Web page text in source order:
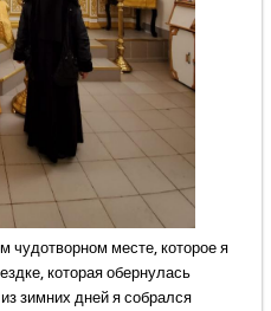
чудотворном месте, которое я
которая обернулась
зимних дней я собрался